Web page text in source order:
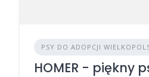
PSY DO ADOPCJI
HOMER - piękny